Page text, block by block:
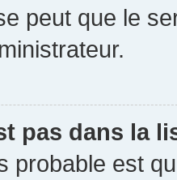
peut que le
pas dans la
probable est